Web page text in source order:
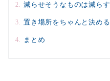
減らせそうなものは減らす
置き場所をちゃんと決める
まとめ